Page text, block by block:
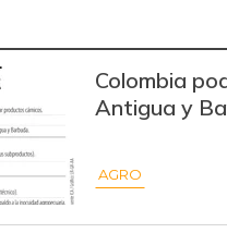
Colombia
Antigua y
AGRO